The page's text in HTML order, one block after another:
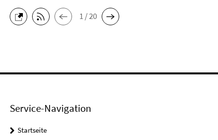
1 / 20
Service-Navigation
Startseite